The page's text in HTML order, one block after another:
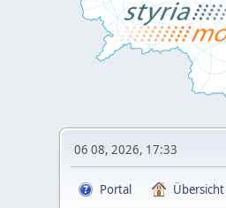
06 08, 2026, 17:33
Portal Übersicht